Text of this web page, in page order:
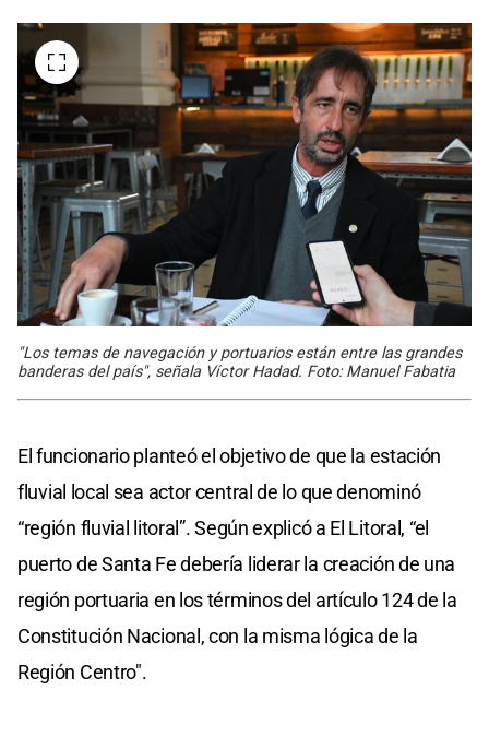
"Los temas de navegación y portuarios están entre las grandes
banderas del país", señala Víctor Hadad. Foto: Manuel Fabatia
El funcionario planteó el objetivo de que la estación
fluvial local sea actor central de lo que denominó
“región fluvial litoral”. Según explicó a El Litoral, “el
puerto de Santa Fe debería liderar la creación de una
región portuaria en los términos del artículo 124 de la
Constitución Nacional, con la misma lógica de la
Región Centro".